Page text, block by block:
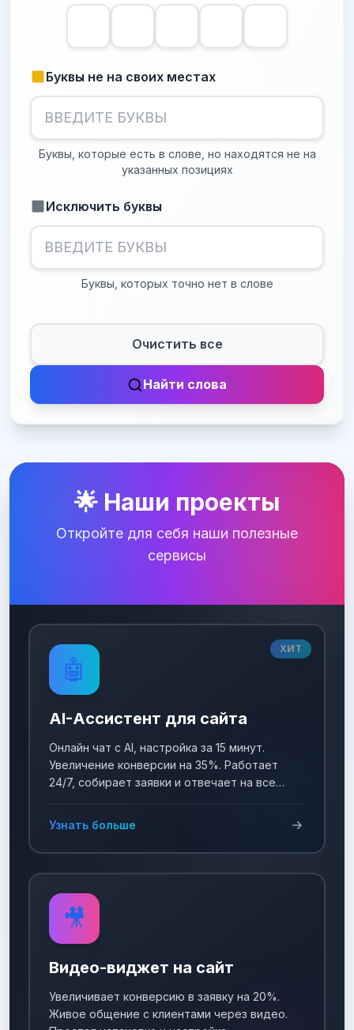
Буквы не на своих местах
Буквы, которые есть в слове, но находятся не на
указанных позициях
Исключить буквы
Буквы, которых точно нет в слове
Очистить все
Найти слова
🌟 Наши проекты
Откройте для себя наши полезные
сервисы
ХИТ
🤖
AI-Ассистент для сайта
Онлайн чат с AI, настройка за 15 минут.
Увеличение конверсии на 35%. Работает
24/7, собирает заявки и отвечает на все
Узнать больше
🎥
Видео-виджет на сайт
Увеличивает конверсию в заявку на 20%.
Живое общение с клиентами через видео.